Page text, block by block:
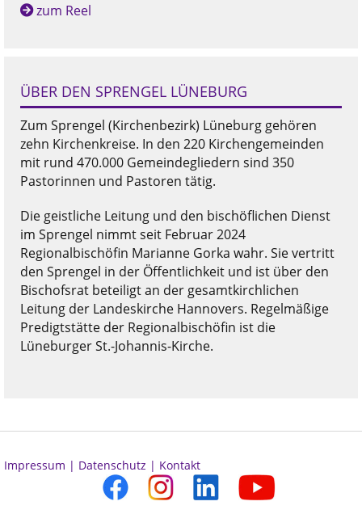
zum Reel
ÜBER DEN SPRENGEL LÜNEBURG
Zum Sprengel (Kirchenbezirk) Lüneburg gehören
zehn Kirchenkreise. In den 220 Kirchengemeinden
mit rund 470.000 Gemeindegliedern sind 350
Pastorinnen und Pastoren tätig.
Die geistliche Leitung und den bischöflichen Dienst
im Sprengel nimmt seit Februar 2024
Regionalbischöfin Marianne Gorka wahr. Sie vertritt
den Sprengel in der Öffentlichkeit und ist über den
Bischofsrat beteiligt an der gesamtkirchlichen
Leitung der Landeskirche Hannovers. Regelmäßige
Predigtstätte der Regionalbischöfin ist die
Lüneburger St.-Johannis-Kirche.
Impressum | Datenschutz | Kontakt